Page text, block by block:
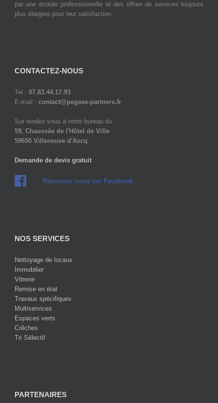
par une écoute professionnelle et des offres de services toujours
plus élargies pour leur satisfaction.
CONTACTEZ-NOUS
Tel : 07.83.44.17.93
E-mail : contact@pegase-partners.fr
Sur rendez-vous à notre bureau du
59, Chaussée de l'Hôtel de Ville
59650 Villeneuve d'Ascq
Demande de devis gratuit
Retrouvez nous sur Facebook
NOS SERVICES
Nettoyage de locaux
Immobilier
Vitrerie
Remise en état
Travaux spécifiques
Multiservices
Espaces verts
Crêches
Tri Sélectif
PARTENAIRES